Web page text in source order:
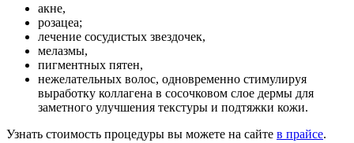
акне,
розацеа;
лечение сосудистых звездочек,
мелазмы,
пигментных пятен,
нежелательных волос, одновременно стимулируя
выработку коллагена в сосочковом слое дермы для
заметного улучшения текстуры и подтяжки кожи.
Узнать стоимость процедуры вы можете на сайте в прайсе.